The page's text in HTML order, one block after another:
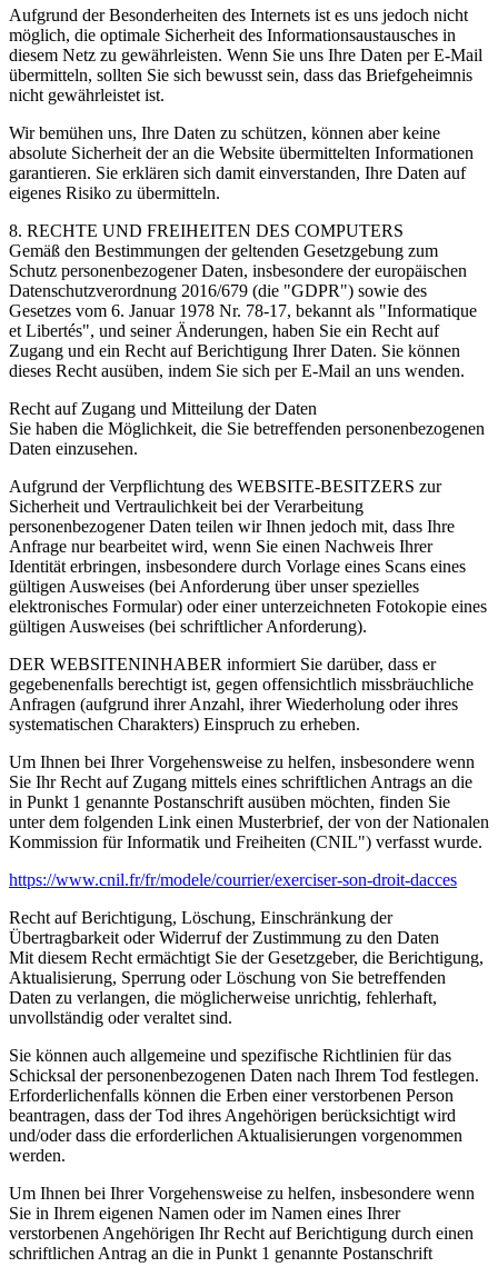
Aufgrund der Besonderheiten des Internets ist es uns jedoch nicht
möglich, die optimale Sicherheit des Informationsaustausches in
diesem Netz zu gewährleisten. Wenn Sie uns Ihre Daten per E-Mail
übermitteln, sollten Sie sich bewusst sein, dass das Briefgeheimnis
nicht gewährleistet ist.
Wir bemühen uns, Ihre Daten zu schützen, können aber keine
absolute Sicherheit der an die Website übermittelten Informationen
garantieren. Sie erklären sich damit einverstanden, Ihre Daten auf
eigenes Risiko zu übermitteln.
8. RECHTE UND FREIHEITEN DES COMPUTERS
Gemäß den Bestimmungen der geltenden Gesetzgebung zum
Schutz personenbezogener Daten, insbesondere der europäischen
Datenschutzverordnung 2016/679 (die "GDPR") sowie des
Gesetzes vom 6. Januar 1978 Nr. 78-17, bekannt als "Informatique
et Libertés", und seiner Änderungen, haben Sie ein Recht auf
Zugang und ein Recht auf Berichtigung Ihrer Daten. Sie können
dieses Recht ausüben, indem Sie sich per E-Mail an uns wenden.
Recht auf Zugang und Mitteilung der Daten
Sie haben die Möglichkeit, die Sie betreffenden personenbezogenen
Daten einzusehen.
Aufgrund der Verpflichtung des WEBSITE-BESITZERS zur
Sicherheit und Vertraulichkeit bei der Verarbeitung
personenbezogener Daten teilen wir Ihnen jedoch mit, dass Ihre
Anfrage nur bearbeitet wird, wenn Sie einen Nachweis Ihrer
Identität erbringen, insbesondere durch Vorlage eines Scans eines
gültigen Ausweises (bei Anforderung über unser spezielles
elektronisches Formular) oder einer unterzeichneten Fotokopie eines
gültigen Ausweises (bei schriftlicher Anforderung).
DER WEBSITENINHABER informiert Sie darüber, dass er
gegebenenfalls berechtigt ist, gegen offensichtlich missbräuchliche
Anfragen (aufgrund ihrer Anzahl, ihrer Wiederholung oder ihres
systematischen Charakters) Einspruch zu erheben.
Um Ihnen bei Ihrer Vorgehensweise zu helfen, insbesondere wenn
Sie Ihr Recht auf Zugang mittels eines schriftlichen Antrags an die
in Punkt 1 genannte Postanschrift ausüben möchten, finden Sie
unter dem folgenden Link einen Musterbrief, der von der Nationalen
Kommission für Informatik und Freiheiten (CNIL") verfasst wurde.
https://www.cnil.fr/fr/modele/courrier/exerciser-son-droit-dacces
Recht auf Berichtigung, Löschung, Einschränkung der
Übertragbarkeit oder Widerruf der Zustimmung zu den Daten
Mit diesem Recht ermächtigt Sie der Gesetzgeber, die Berichtigung,
Aktualisierung, Sperrung oder Löschung von Sie betreffenden
Daten zu verlangen, die möglicherweise unrichtig, fehlerhaft,
unvollständig oder veraltet sind.
Sie können auch allgemeine und spezifische Richtlinien für das
Schicksal der personenbezogenen Daten nach Ihrem Tod festlegen.
Erforderlichenfalls können die Erben einer verstorbenen Person
beantragen, dass der Tod ihres Angehörigen berücksichtigt wird
und/oder dass die erforderlichen Aktualisierungen vorgenommen
werden.
Um Ihnen bei Ihrer Vorgehensweise zu helfen, insbesondere wenn
Sie in Ihrem eigenen Namen oder im Namen eines Ihrer
verstorbenen Angehörigen Ihr Recht auf Berichtigung durch einen
schriftlichen Antrag an die in Punkt 1 genannte Postanschrift